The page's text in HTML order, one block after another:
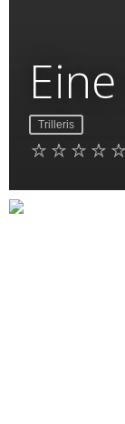
Trilleris